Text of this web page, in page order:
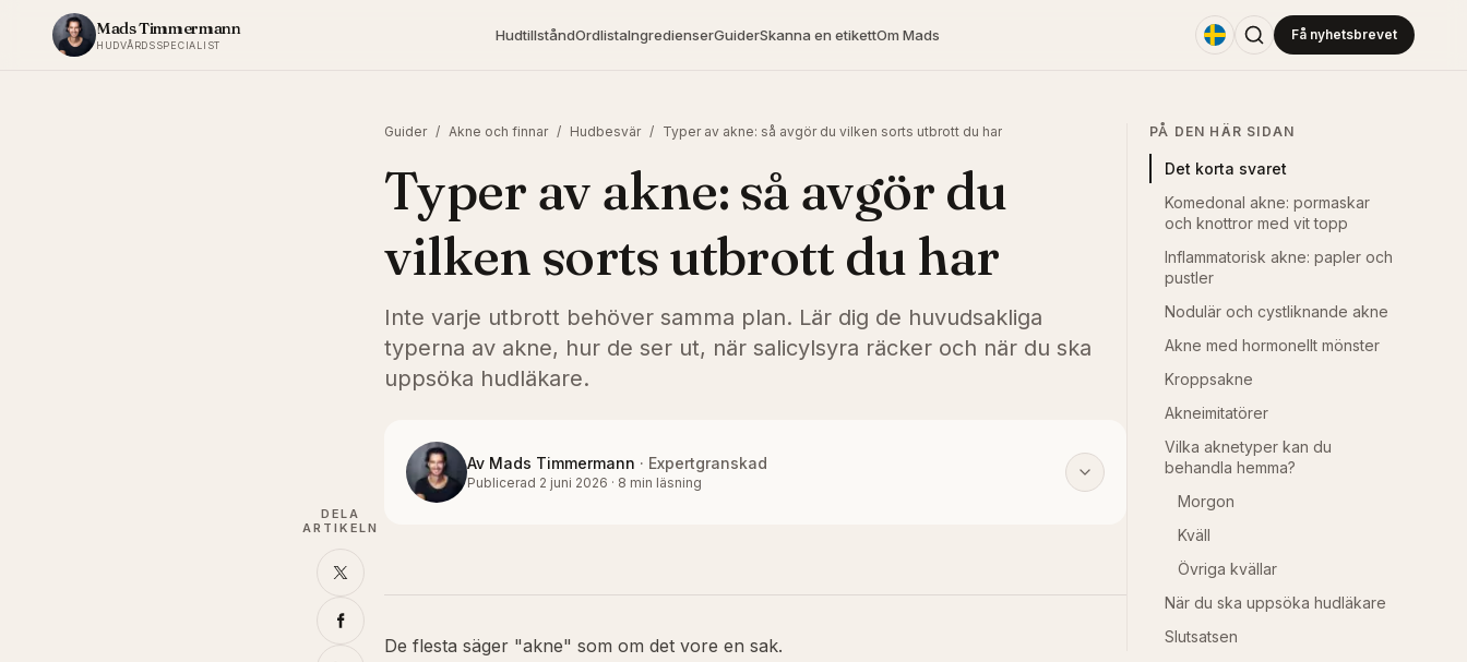
Hoppa till innehållet
Mads Timmermann
HUDVÅRDSSPECIALIST
HudtillståndOrdlistaIngredienserGuiderSkanna en etikettOm Mads Få nyhetsbrevet
PÅ DEN HÄR SIDAN
Det korta svaret
Komedonal akne: pormaskar
och knottror med vit topp
Inflammatorisk akne: papler och
pustler
Nodulär och cystliknande akne
Akne med hormonellt mönster
Kroppsakne
Akneimitatörer
Vilka aknetyper kan du
behandla hemma?
Morgon
Kväll
Övriga kvällar
När du ska uppsöka hudläkare
Slutsatsen
Guider / Akne och finnar / Hudbesvär / Typer av akne: så avgör du vilken sorts utbrott du har
Typer av akne: så avgör du
vilken sorts utbrott du har
Inte varje utbrott behöver samma plan. Lär dig de huvudsakliga
typerna av akne, hur de ser ut, när salicylsyra räcker och när du ska
uppsöka hudläkare.
Av Mads Timmermann · Expertgranskad
Publicerad 2 juni 2026 · 8 min läsning
De flesta säger "akne" som om det vore en sak.
DELA
ARTIKELN